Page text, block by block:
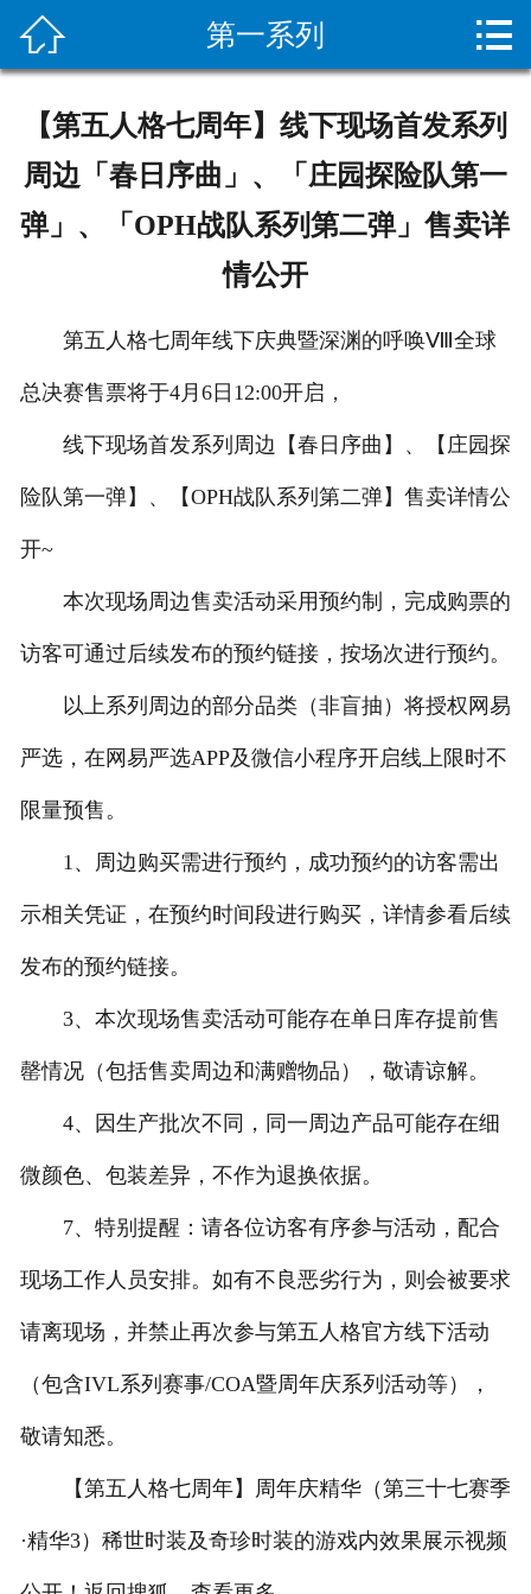
服务项目
设备展示
客户留言
人才招聘
 第一系列 
【第五人格七周年】线下现场首发系列
周边「春日序曲」、「庄园探险队第一
弹」、「OPH战队系列第二弹」售卖详
情公开
第五人格七周年线下庆典暨深渊的呼唤Ⅷ全球
总决赛售票将于4月6日12:00开启，
线下现场首发系列周边【春日序曲】、【庄园探
险队第一弹】、【OPH战队系列第二弹】售卖详情公
开~
本次现场周边售卖活动采用预约制，完成购票的
访客可通过后续发布的预约链接，按场次进行预约。
以上系列周边的部分品类（非盲抽）将授权网易
严选，在网易严选APP及微信小程序开启线上限时不
限量预售。
1、周边购买需进行预约，成功预约的访客需出
示相关凭证，在预约时间段进行购买，详情参看后续
发布的预约链接。
3、本次现场售卖活动可能存在单日库存提前售
罄情况（包括售卖周边和满赠物品），敬请谅解。
4、因生产批次不同，同一周边产品可能存在细
微颜色、包装差异，不作为退换依据。
7、特别提醒：请各位访客有序参与活动，配合
现场工作人员安排。如有不良恶劣行为，则会被要求
请离现场，并禁止再次参与第五人格官方线下活动
（包含IVL系列赛事/COA暨周年庆系列活动等），
敬请知悉。
【第五人格七周年】周年庆精华（第三十七赛季
·精华3）稀世时装及奇珍时装的游戏内效果展示视频